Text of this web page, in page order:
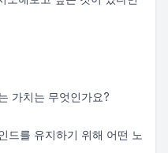
가치는 무엇인가요?
드를 유지하기 위해 어떤 노